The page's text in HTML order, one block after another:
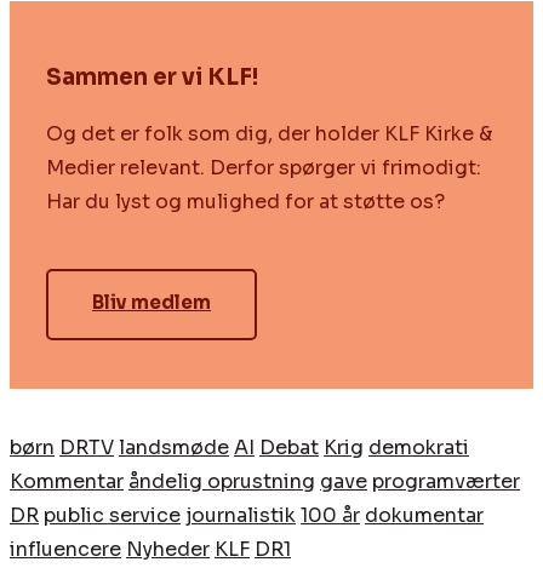
Sammen er vi KLF!
Og det er folk som dig, der holder KLF Kirke &
Medier relevant. Derfor spørger vi frimodigt:
Har du lyst og mulighed for at støtte os?
Bliv medlem
børn DRTVlandsmødeAI Debat Krig demokrati
Kommentar åndelig oprustning gave programværter
DR public service journalistik100 år dokumentar
influencere Nyheder KLF DR1